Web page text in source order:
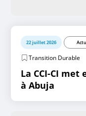
22 juillet 2026
Transition Durable
La CCI-CI
à Abuja